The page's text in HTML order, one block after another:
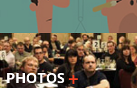
Automobile
Terminologie
Ressources terminologiques
PHOTOS